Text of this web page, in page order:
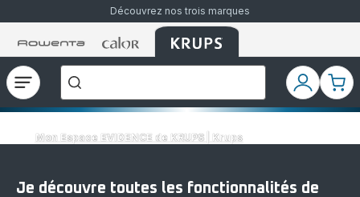
Découvrez nos trois marques
Accueil
Rowenta
Accueil
Rowenta
Accueil
Rowenta
Ouvrir
le
["Que
recherchez-
vous
?","Aspirateurs
Café
Grains","Centrales
Vapeurs","Sèche
Mon
compte
Mon
Mon Espace EVIDENCE de KRUPS | Krups
Je découvre toutes les fonctionnalités de